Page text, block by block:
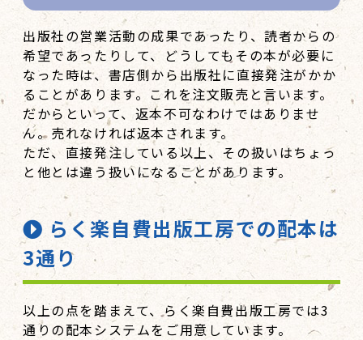
出版社の営業活動の成果であったり、読者からの
希望であったりして、どうしてもその本が必要に
なった時は、書店側から出版社に直接発注がかか
ることがあります。これを注文販売と言います。
だからといって、返本不可なわけではありませ
ん。売れなければ返本されます。
ただ、直接発注している以上、その扱いはちょっ
と他とは違う扱いになることがあります。
らく楽自費出版工房での配本は
3通り
以上の点を踏まえて、らく楽自費出版工房では3
通りの配本システムをご用意しています。